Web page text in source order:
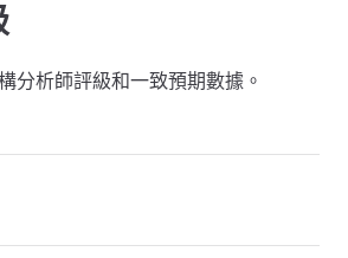
分析師評級和一致預期數據。